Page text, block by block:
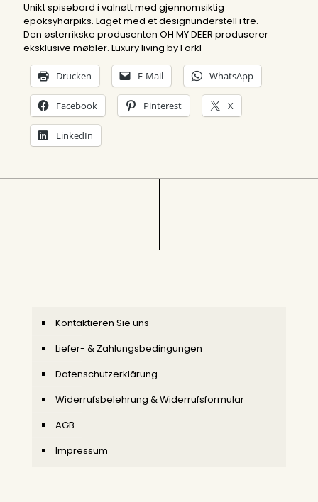
Unikt spisebord i valnøtt med gjennomsiktig
epoksyharpiks. Laget med et designunderstell i tre.
Den østerrikske produsenten OH MY DEER produserer
eksklusive møbler. Luxury living by Forkl
Drucken E-Mail WhatsApp
Facebook Pinterest X
LinkedIn
Kontaktieren Sie uns
Liefer- & Zahlungsbedingungen
Datenschutzerklärung
Widerrufsbelehrung & Widerrufsformular
AGB
Impressum